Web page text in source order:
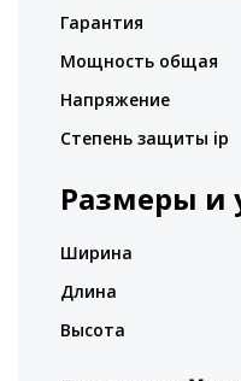
Гарантия
Мощность общая
Напряжение
Степень защиты ip
Размеры и
Ширина
Длина
Высота